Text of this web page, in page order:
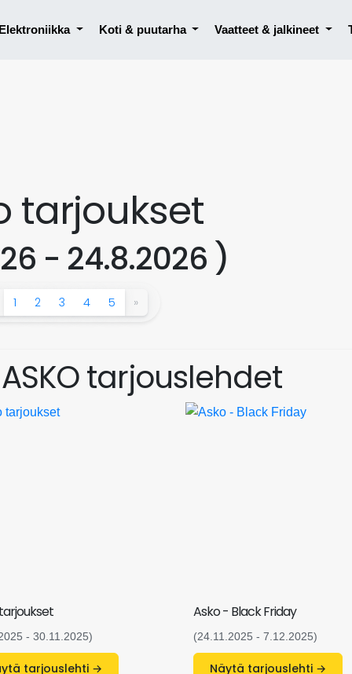
Koti & puutarha Vaatteet & jalkineet
tarjoukset
- 24.8.2026 )
1 2 3 4 5 »
tarjouslehdet
- 30.11.2025)
Näytä tarjouslehti →
Asko - Black Friday
(24.11.2025 - 7.12.2025)
Näytä tarjouslehti →